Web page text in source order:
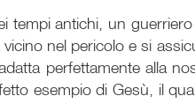
tempi antichi, un
nel pericolo e si
perfettamente alla
esempio di Gesù, il